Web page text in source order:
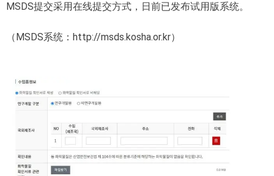
MSDS提交采用在线提交方式，日前已发布试用版系统。
（MSDS系统：http://msds.kosha.or.kr）